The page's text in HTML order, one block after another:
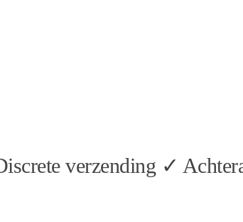
verzending ✓